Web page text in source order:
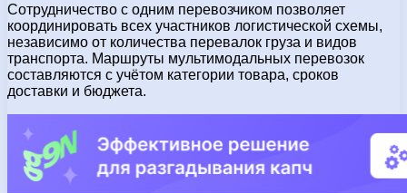
Сотрудничество с одним перевозчиком позволяет
координировать всех участников логистической схемы,
независимо от количества перевалок груза и видов
транспорта. Маршруты мультимодальных перевозок
составляются с учётом категории товара, сроков
доставки и бюджета.